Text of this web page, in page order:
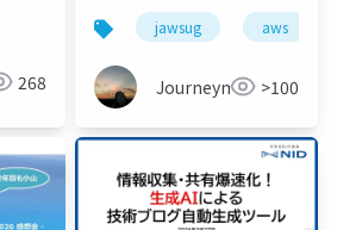
268
jawsug aws
Journeyman >100